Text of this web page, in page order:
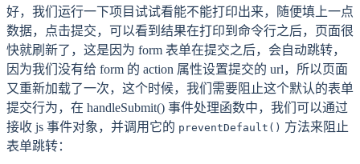
好，我们运行一下项目试试看能不能打印出来，随便填上一点
数据，点击提交，可以看到结果在打印到命令行之后，页面很
快就刷新了，这是因为 form 表单在提交之后，会自动跳转，
因为我们没有给 form 的 action 属性设置提交的 url，所以页面
又重新加载了一次，这个时候，我们需要阻止这个默认的表单
提交行为，在 handleSubmit() 事件处理函数中，我们可以通过
接收 js 事件对象，并调用它的 preventDefault() 方法来阻止
表单跳转：